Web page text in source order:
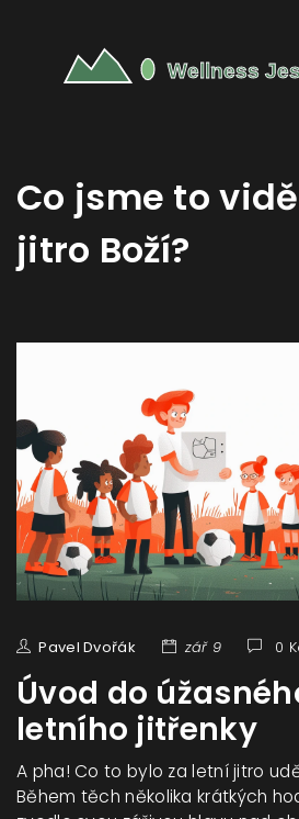
Co jsme to
jitro Boží?
Pavel Dvořák zář 9 0
Úvod do
letního jitřenky
A pha! Co to bylo za letní jitro
Během těch několika krátkých